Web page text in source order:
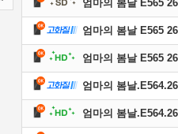
엄마의 봄날 E565
엄마의 봄날 E565
엄마의 봄날 E565
엄마의 봄날
엄마의 봄날